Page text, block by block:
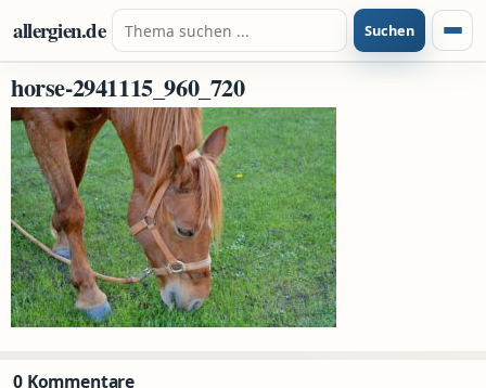
Zum Inhalt springen
allergien.de Suche nach: Suchen
horse-2941115_960_720
0 Kommentare